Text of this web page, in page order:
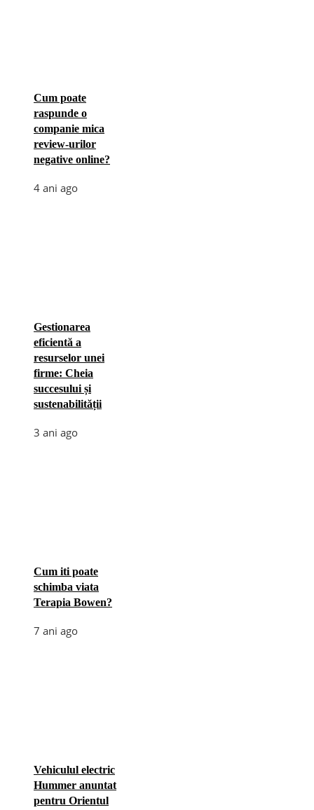
Cum poate
raspunde o
companie mica
review-urilor
negative online?
4 ani ago
Gestionarea
eficientă a
resurselor unei
firme: Cheia
succesului și
sustenabilității
3 ani ago
Cum iti poate
schimba viata
Terapia Bowen?
7 ani ago
Vehiculul electric
Hummer anuntat
pentru Orientul